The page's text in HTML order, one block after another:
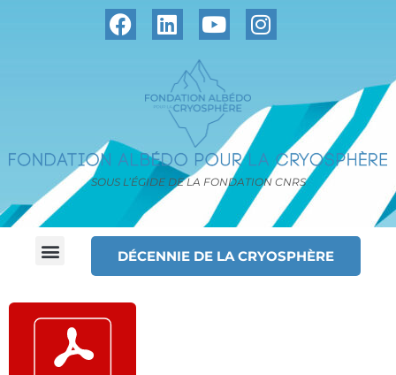
SOUS L’ÉGIDE DE LA FONDATION CNRS
DÉCENNIE DE LA CRYOSPHÈRE